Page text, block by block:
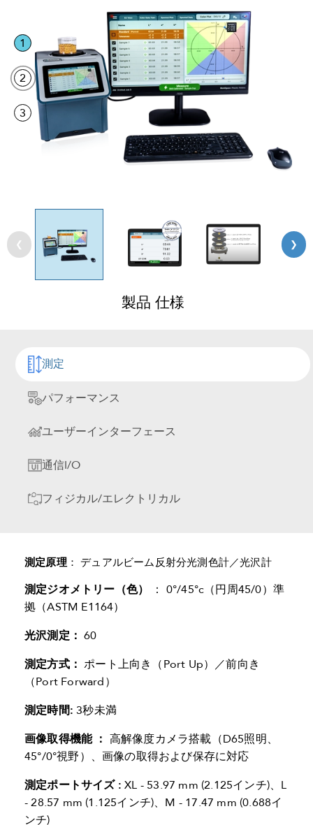
1
2
3
❮ ❯
製品 仕様
測定
パフォーマンス
ユーザーインターフェース
通信I/O
フィジカル/エレクトリカル
測定原理： デュアルビーム反射分光測色計／光沢計
測定ジオメトリー（色）
： 0°/45°c（円周45/0）準
拠（ASTM E1164）
光沢測定： 60
測定方式： ポート上向き（Port Up）／前向き
（Port Forward）
測定時間: 3秒未満
画像取得機能 ： 高解像度カメラ搭載（D65照明、
45°/0°視野）、画像の取得および保存に対応
測定ポートサイズ : XL - 53.97 mm (2.125インチ)、L
- 28.57 mm (1.125インチ)、M - 17.47 mm (0.688イ
ンチ)